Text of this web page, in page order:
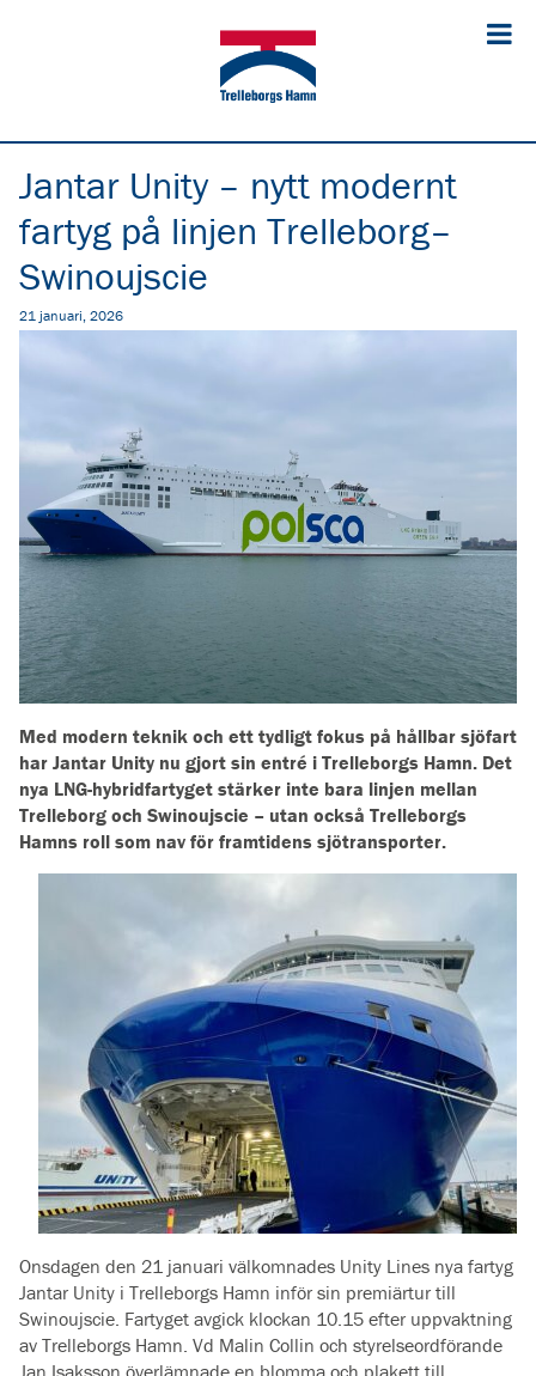
Jantar Unity – nytt modernt
fartyg på linjen Trelleborg–
Swinoujscie
21 januari, 2026
Med modern teknik och ett tydligt fokus på hållbar sjöfart
har Jantar Unity nu gjort sin entré i Trelleborgs Hamn. Det
nya LNG-hybridfartyget stärker inte bara linjen mellan
Trelleborg och Swinoujscie – utan också Trelleborgs
Hamns roll som nav för framtidens sjötransporter.
Onsdagen den 21 januari välkomnades Unity Lines nya fartyg
Jantar Unity i Trelleborgs Hamn inför sin premiärtur till
Swinoujscie. Fartyget avgick klockan 10.15 efter uppvaktning
av Trelleborgs Hamn. Vd Malin Collin och styrelseordförande
Jan Isaksson överlämnade en blomma och plakett till